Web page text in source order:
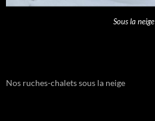
Sous la neige
Nos ruches-chalets sous la neige